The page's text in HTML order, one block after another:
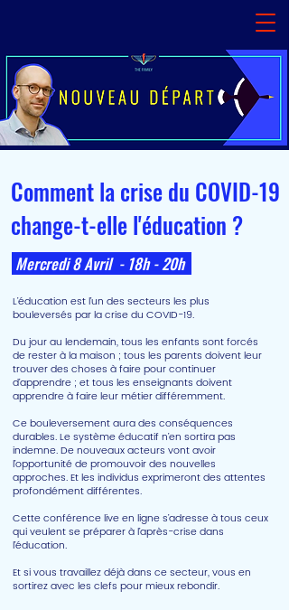
Comment la crise du COVID-19
change-t-elle l'éducation ?
Mercredi 8 Avril - 18h - 20h
L’éducation est l’un des secteurs les plus
bouleversés par la crise du COVID-19.
Du jour au lendemain, tous les enfants sont forcés
de rester à la maison ; tous les parents doivent leur
trouver des choses à faire pour continuer
d’apprendre ; et tous les enseignants doivent
apprendre à faire leur métier différemment.
Ce bouleversement aura des conséquences
durables. Le système éducatif n’en sortira pas
indemne. De nouveaux acteurs vont avoir
l’opportunité de promouvoir des nouvelles
approches. Et les individus exprimeront des attentes
profondément différentes.
Cette conférence live en ligne s’adresse à tous ceux
qui veulent se préparer à l’après-crise dans
l’éducation.
Et si vous travaillez déjà dans ce secteur, vous en
sortirez avec les clefs pour mieux rebondir.